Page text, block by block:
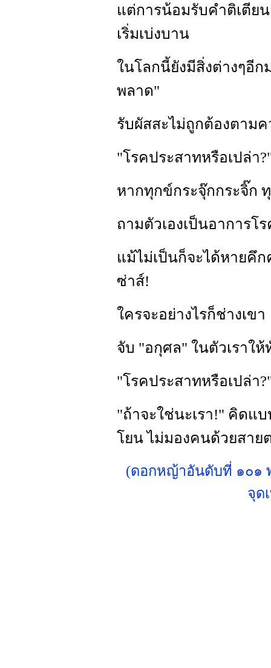
แต่การน้อมรับคำติเตีย
เริ่มเบ่งบาน
ในโลกนี้ยังมีสิ่งต่างๆอีก
พลาด"
รับผัสสะไม่ถูกต้องตามค
"โรคประสาทหรือเปล่า
หากทุกข์กระจุ๊กกระจิ๊ก
ถามตัวเองเป็นอาการโ
แม้ไม่เป็นก็จะได้หายคึ
ซ่าส์!
ใครจะอย่างไรก็ช่างเขา
จับ "อกุศล" ในตัวเราใ
"โรคประสาทหรือเปล่า
"ถ้าจะใช่นะเรา!" คิดแ
โยน ไม่มองคนด้วยสาย
(ดอกหญ้าอันดับที่ ๑๐๑
จุด